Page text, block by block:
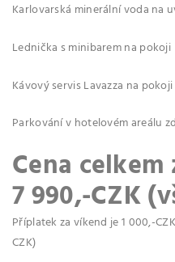
Karlovarská minerální voda na
Lednička s minibarem na pokoji
Kávový servis Lavazza na
Parkování v hotelovém areálu
Cena celkem
7 990,-CZK
Příplatek za víkend je 1 000,-
CZK)